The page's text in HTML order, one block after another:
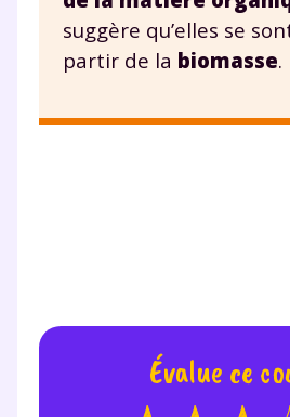
suggère qu’elles se
partir de la biomasse.
Évalue ce